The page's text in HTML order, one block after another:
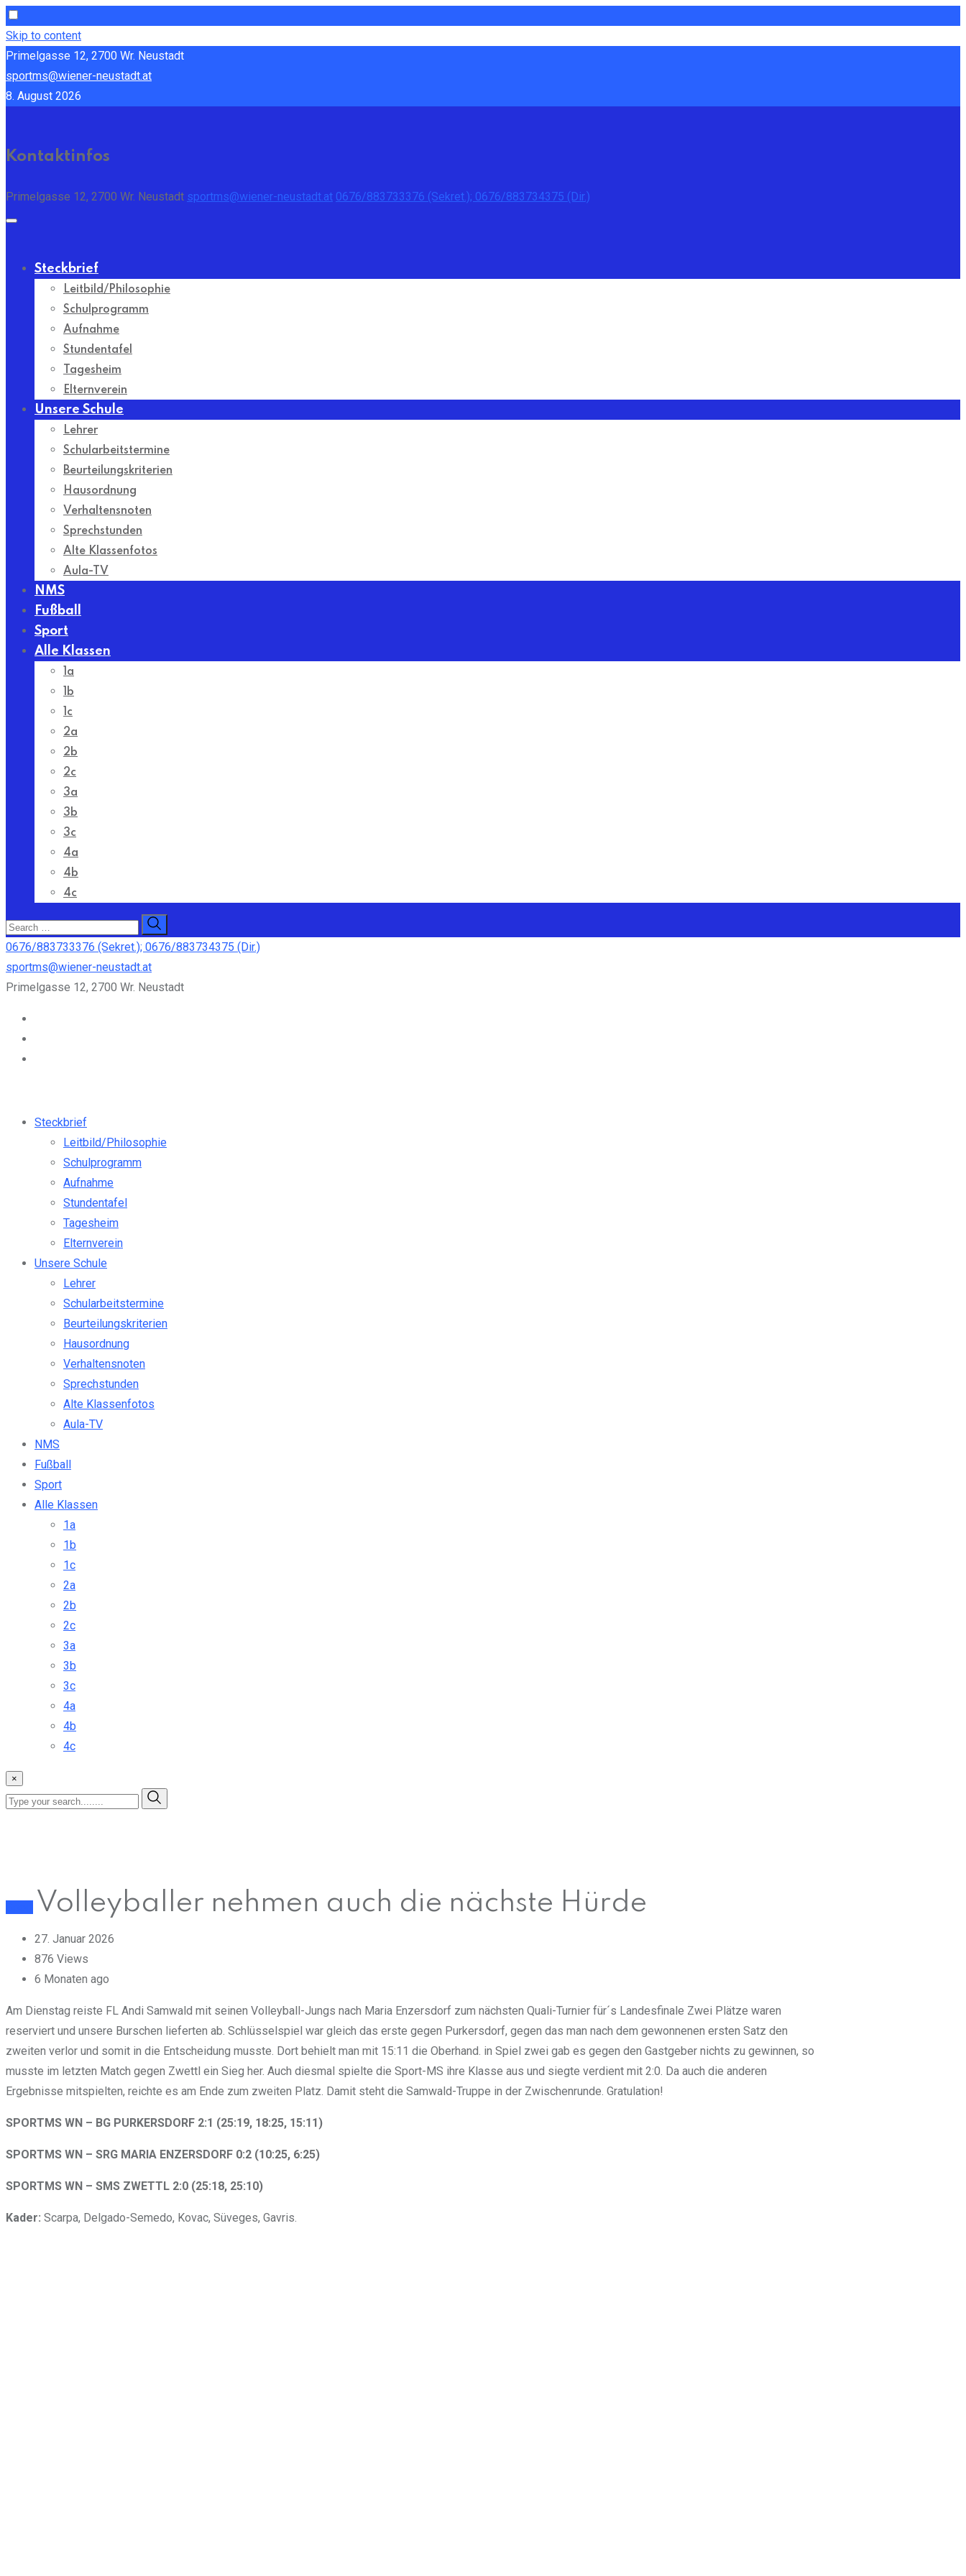
Skip to content
Primelgasse 12, 2700 Wr. Neustadt
sportms@wiener-neustadt.at
8. August 2026
Kontaktinfos
Primelgasse 12, 2700 Wr. Neustadt sportms@wiener-neustadt.at 0676/883733376 (Sekret.); 0676/883734375 (Dir.)
Steckbrief
Leitbild/Philosophie
Schulprogramm
Aufnahme
Stundentafel
Tagesheim
Elternverein
Unsere Schule
Lehrer
Schularbeitstermine
Beurteilungskriterien
Hausordnung
Verhaltensnoten
Sprechstunden
Alte Klassenfotos
Aula-TV
NMS
Fußball
Sport
Alle Klassen
1a
1b
1c
2a
2b
2c
3a
3b
3c
4a
4b
4c
0676/883733376 (Sekret.); 0676/883734375 (Dir.)
sportms@wiener-neustadt.at
Primelgasse 12, 2700 Wr. Neustadt
Steckbrief
Leitbild/Philosophie
Schulprogramm
Aufnahme
Stundentafel
Tagesheim
Elternverein
Unsere Schule
Lehrer
Schularbeitstermine
Beurteilungskriterien
Hausordnung
Verhaltensnoten
Sprechstunden
Alte Klassenfotos
Aula-TV
NMS
Fußball
Sport
Alle Klassen
1a
1b
1c
2a
2b
2c
3a
3b
3c
4a
4b
4c
×
Volleyballer nehmen auch die nächste Hürde
27. Januar 2026
876 Views
6 Monaten ago
Am Dienstag reiste FL Andi Samwald mit seinen Volleyball-Jungs nach Maria Enzersdorf zum nächsten Quali-Turnier für´s Landesfinale Zwei Plätze waren
reserviert und unsere Burschen lieferten ab. Schlüsselspiel war gleich das erste gegen Purkersdorf, gegen das man nach dem gewonnenen ersten Satz den
zweiten verlor und somit in die Entscheidung musste. Dort behielt man mit 15:11 die Oberhand. in Spiel zwei gab es gegen den Gastgeber nichts zu gewinnen, so
musste im letzten Match gegen Zwettl ein Sieg her. Auch diesmal spielte die Sport-MS ihre Klasse aus und siegte verdient mit 2:0. Da auch die anderen
Ergebnisse mitspielten, reichte es am Ende zum zweiten Platz. Damit steht die Samwald-Truppe in der Zwischenrunde. Gratulation!
SPORTMS WN – BG PURKERSDORF 2:1 (25:19, 18:25, 15:11)
SPORTMS WN – SRG MARIA ENZERSDORF 0:2 (10:25, 6:25)
SPORTMS WN – SMS ZWETTL 2:0 (25:18, 25:10)
Kader: Scarpa, Delgado-Semedo, Kovac, Süveges, Gavris.